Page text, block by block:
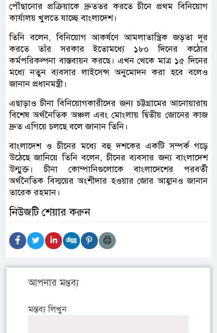
পৌঁছানোর প্রক্রিয়াকে দ্রুততর করতে চীনে প্রথম বিনিয়োগ
কার্যালয় খুলতে যাচ্ছে বাংলাদেশ।
তিনি বলেন, বিনিয়োগ আকর্ষণে আমলাতান্ত্রিক জড়তা দূর
করতে তাঁর সরকার ইতোমধ্যে ১৮০ দিনের কঠোর
কর্মপরিকল্পনা বাস্তবায়ন করছে। এখন থেকে মাত্র ১৫ দিনের
মধ্যে নতুন ব্যবসার লাইসেন্স অনুমোদন করা হবে বলেও
জানান প্রধানমন্ত্রী।
এছাড়াও চীনা বিনিয়োগকারীদের জন্য চট্টগ্রামের আনোয়ারায়
বিশেষ অর্থনৈতিক অঞ্চল এবং মোংলায় দ্বিতীয় জোনের কাজ
দ্রুত এগিয়ে চলছে বলে জানান তিনি।
বাংলাদেশ ও চীনের মধ্যে বহু দশকের একটি সম্পর্ক গড়ে
উঠেছে জানিয়ে তিনি বলেন, চীনের ব্যবসার জন্য বাংলাদেশ
উন্মুক্ত। চীনা কোম্পানিগুলোকে বাংলাদেশের পরবর্তী
অর্থনৈতিক বিস্ময়ের অংশীদার হওয়ার জোর আহ্বানও জানান
তারেক রহমান।
নিউজটি শেয়ার করুন
আপনার মন্তব্য
মন্তব্য লিখুন